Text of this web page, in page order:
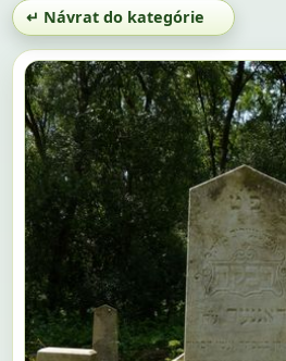
↵ Návrat do kategórie